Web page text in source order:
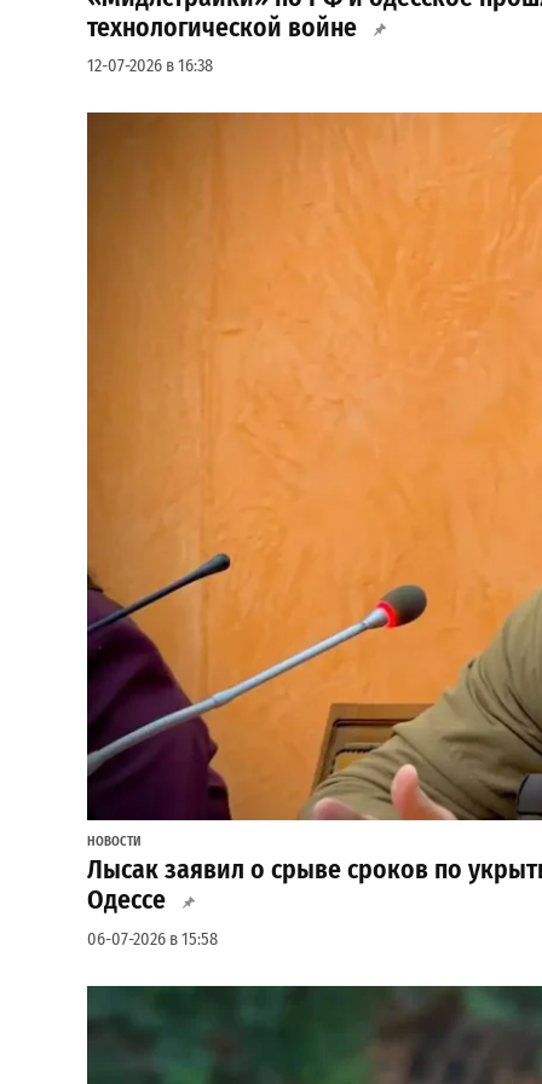
технологической войне
12-07-2026 в 16:38
НОВОСТИ
Лысак заявил о срыве сроков по
Одессе
06-07-2026 в 15:58